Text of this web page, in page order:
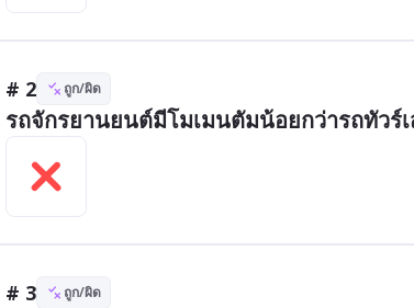
# 2 ถูก/ผิด
รถจักรยานยนต์มีโมเมนตัมน้อยกว่ารถทัวร์
# 3 ถูก/ผิด